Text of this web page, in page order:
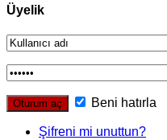
Üyelik
Beni hatırla
Şifreni mi unuttun?